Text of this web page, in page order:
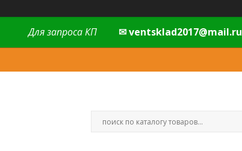
Для запроса КП ✉ ventsklad2017@mail.ru